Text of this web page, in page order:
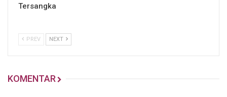
Tersangka
PREV NEXT
KOMENTAR